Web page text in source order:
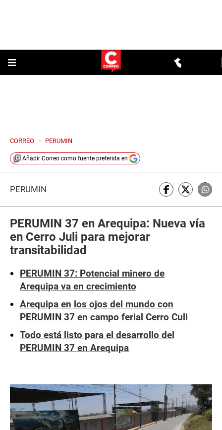
CORREO > PERUMIN
Añadir Correo como fuente preferida en
PERUMIN
PERUMIN 37 en Arequipa: Nueva vía
en Cerro Juli para mejorar
transitabilidad
PERUMIN 37: Potencial minero de
Arequipa va en crecimiento
Arequipa en los ojos del mundo con
PERUMIN 37 en campo ferial Cerro Culi
Todo está listo para el desarrollo del
PERUMIN 37 en Arequipa